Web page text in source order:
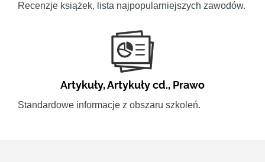
Recenzje książek, lista najpopularniejszych zawodów.
Artykuły,Artykuły cd., Prawo
Standardowe informacje z obszaru szkoleń.